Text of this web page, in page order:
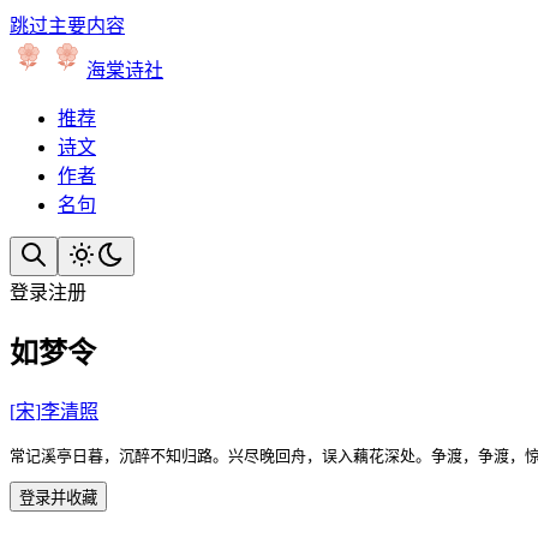
跳过主要内容
海棠诗社
推荐
诗文
作者
名句
登录注册
如梦令
[宋]李清照
常记溪亭日暮，沉醉不知归路。兴尽晚回舟，误入藕花深处。争渡，争渡，惊
登录并收藏